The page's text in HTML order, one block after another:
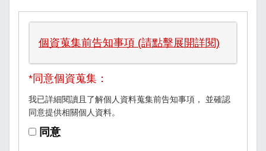
個資蒐集前告知事項 (請點擊展開詳閱)
*同意個資蒐集：
我已詳細閱讀且了解個人資料蒐集前告知事項， 並確認
同意提供相關個人資料。
同意